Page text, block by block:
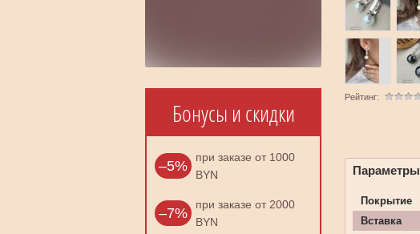
Рейтинг:
Параметры
Покрытие
Вставка
Бонусы и скидки
–5%
при заказе от 1000
BYN
–7%
при заказе от 2000
BYN